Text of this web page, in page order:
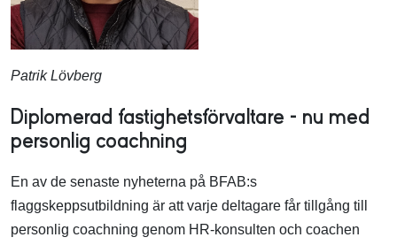
Patrik Lövberg
Diplomerad fastighetsförvaltare – nu med
personlig coachning
En av de senaste nyheterna på BFAB:s
flaggskeppsutbildning är att varje deltagare får tillgång till
personlig coachning genom HR-konsulten och coachen